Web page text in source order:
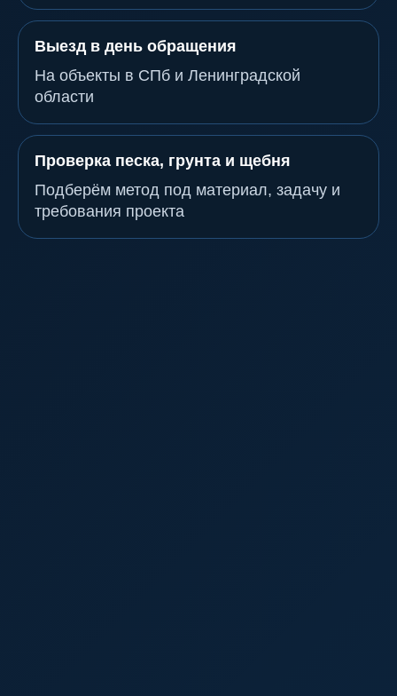
Выезд в день обращения
На объекты в СПб и Ленинградской
области
Проверка песка, грунта и щебня
Подберём метод под материал, задачу и
требования проекта